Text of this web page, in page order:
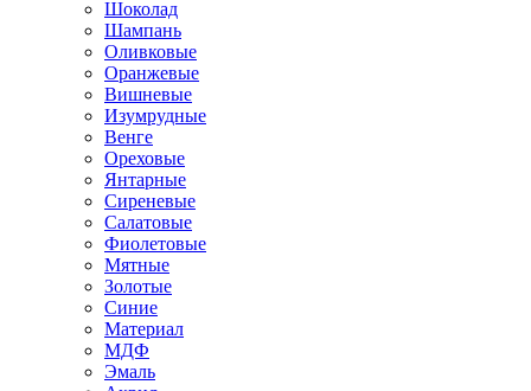
Шоколад
Шампань
Оливковые
Оранжевые
Вишневые
Изумрудные
Венге
Ореховые
Янтарные
Сиреневые
Салатовые
Фиолетовые
Мятные
Золотые
Синие
Материал
МДФ
Эмаль